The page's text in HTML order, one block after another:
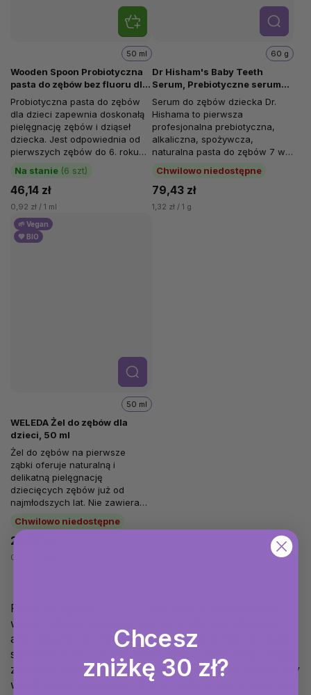
Wooden Spoon Probiotyczna
pasta do zębów bez fluoru dla
dzieci, 50 ml
Na stanie (6 szt)
50 ml
46,14 zł
0,92 zł / 1 ml
Probiotyczna pasta do zębów
dla dzieci zapewnia doskonałą
pielęgnację zębów i dziąseł
dziecka. Jest odpowiednia od
pierwszych zębów do 6. roku
życia. Zapewnia ochronę
przed...
Dr Hisham's Baby Teeth
Serum, Prebiotyczne serum
stomatologiczne dla dzieci,
60 g
Chwilowo niedostępne
60 g
79,43 zł
1,32 zł / 1 g
Szcze
góły
Serum do zębów dziecka Dr.
Hishama to pierwsza
profesjonalna prebiotyczna,
alkaliczna, spożywcza,
naturalna pasta do zębów 7 w 1
dzieci z małymi...
🌱 Vegan
💚 BIO
WELEDA Żel do zębów dla
dzieci, 50 ml
Chwilowo niedostępne
50 ml
28,77 zł
0,58 zł / 1 ml
Szcze
góły
Żel do zębów na pierwsze
ząbki oferuje naturalną i
delikatną pielęgnację
dziecięcych zębów już od
najmłodszych lat. Nie zawiera
Pasta do zębów
wybór wśród rodziców, którzy preferują naturalne
alternatywy lub mają obawy dotyczące nadmiernego
spożycia fluoru przez swoje dzieci. Takie pasty mogą
zawierać inne skuteczne składniki, takie jak ksylitol czy
wapń, które pomagają chronić zęby przed próchnicą.
Chcesz
zniżkę 30 zł?